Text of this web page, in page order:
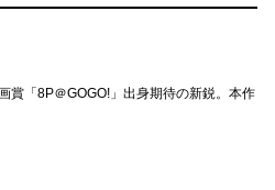
賞「8P＠GOGO!」出身期待の新鋭。本作